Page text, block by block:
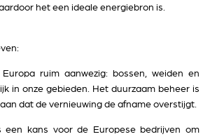
het een ideale energiebron is.
ruim aanwezig: bossen, weiden en
in onze gebieden. Het duurzaam beheer is
dat de vernieuwing de afname overstijgt.
een kans voor de Europese bedrijven om